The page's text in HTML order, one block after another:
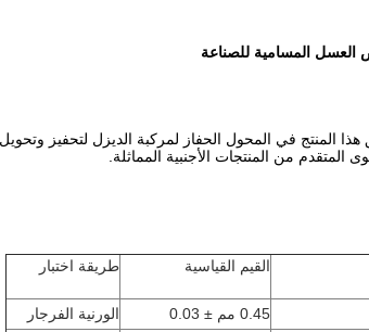
المسامية للصناعة
من المنتجات الأجنبية المماثلة.
القيم القياسية طريقة اختبار
0.45 مم ± 0.03
الورنية الفرجار